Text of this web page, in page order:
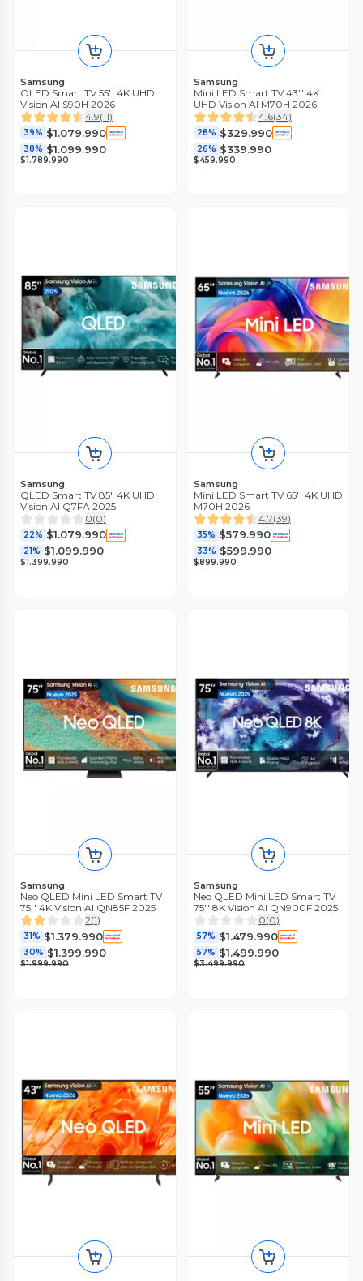
Samsung
OLED Smart TV 55'' 4K UHD
Vision AI S90H 2026
4.9(11)
39% $1.079.990
38% $1.099.990
$1.789.990
Samsung
Mini LED Smart TV 43'' 4K
UHD Vision AI M70H 2026
4.6(34)
28% $329.990
26% $339.990
$459.990
Samsung
QLED Smart TV 85" 4K UHD
Vision AI Q7FA 2025
0(0)
22% $1.079.990
21% $1.099.990
$1.399.990
Samsung
Mini LED Smart TV 65'' 4K UHD
M70H 2026
4.7(39)
35% $579.990
33% $599.990
$899.990
Samsung
Neo QLED Mini LED Smart TV
75'' 4K Vision AI QN85F 2025
2(1)
31% $1.379.990
30% $1.399.990
$1.999.990
Samsung
Neo QLED Mini LED Smart TV
75'' 8K Vision AI QN900F 2025
0(0)
57% $1.479.990
57% $1.499.990
$3.499.990